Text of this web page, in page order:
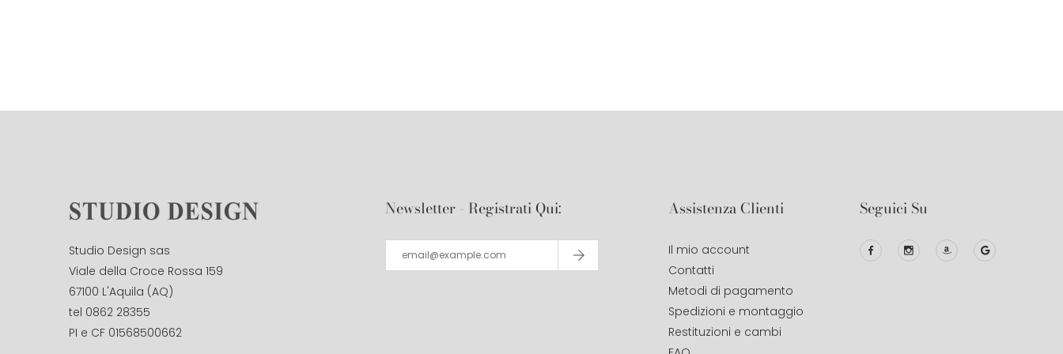
Studio Design sas
Viale della Croce Rossa 159
67100 L'Aquila (AQ)
tel 0862 28355
PI e CF 01568500662
Newsletter - Registrati Qui: Assistenza Clienti
Il mio account
Contatti
Metodi di pagamento
Spedizioni e montaggio
Restituzioni e cambi
Seguici Su